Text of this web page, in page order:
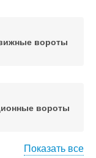
вороты
вороты
Показать все